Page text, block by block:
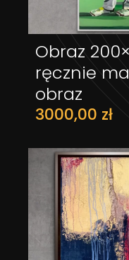
Obraz
ręcznie
obraz
3000,00 zł